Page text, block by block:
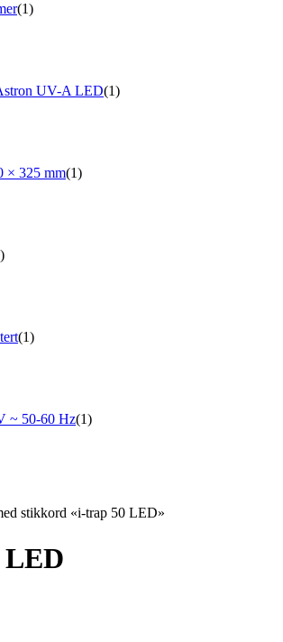
(1)
UV-A LED(1)
× 325 mm(1)
)
(1)
~ 50-60 Hz(1)
stikkord «i-trap 50 LED»